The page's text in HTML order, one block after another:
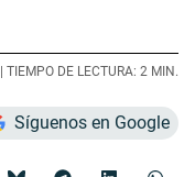
| TIEMPO DE LECTURA: 2 MIN.
Síguenos en Google